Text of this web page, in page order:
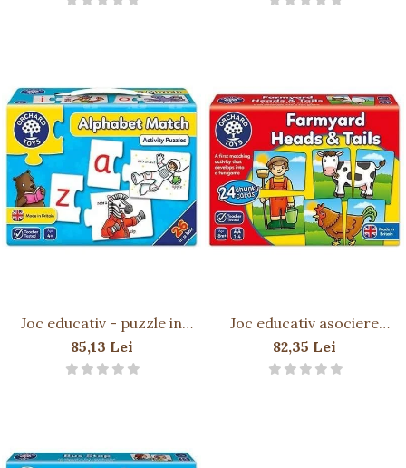
Joc educativ - puzzle in
limba engleza Invata
alfabetul prin asociere
ALPHABET MATCH
85,13 Lei
Joc educativ asociere
Prietenii de la ferma
FARMYARD HEADS & TAILS
82,35 Lei